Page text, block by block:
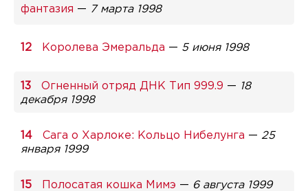
фантазия — 7 марта 1998
Королева Эмеральда — 5 июня 1998
Огненный отряд ДНК Тип 999.9 — 18
декабря 1998
Сага о Харлоке: Кольцо Нибелунга — 25
января 1999
Полосатая кошка Мимэ — 6 августа 1999